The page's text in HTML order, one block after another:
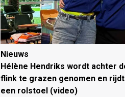
Nieuws
Hélène Hendriks wordt achter
flink te grazen genomen en
een rolstoel (video)